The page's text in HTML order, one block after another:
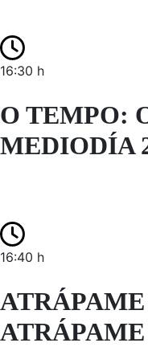
16:30 h
O TEMPO:
MEDIODÍA
16:40 h
ATRÁPAME
ATRÁPAME